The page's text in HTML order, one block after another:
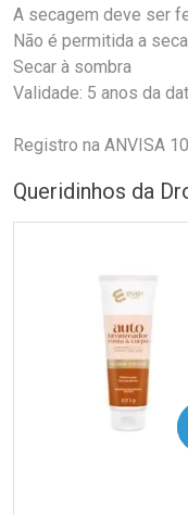
A secagem deve ser
Não é permitida a
Secar à sombra
Validade: 5 anos da
Registro na ANVISA
Queridinhos da
COMPRAR